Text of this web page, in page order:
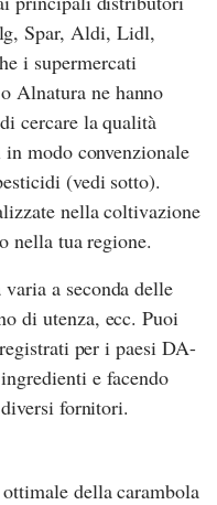
,Spar,Aldi, Lidl,
i supermercati
oAlnaturane hanno
cercare la qualità
modo convenzionale
(vedi sotto).
nella coltivazione
nella tua regione.
a seconda delle
di utenza, ecc. Puoi
registrati per i paesi DA-
e facendo
fornitori.
della carambola